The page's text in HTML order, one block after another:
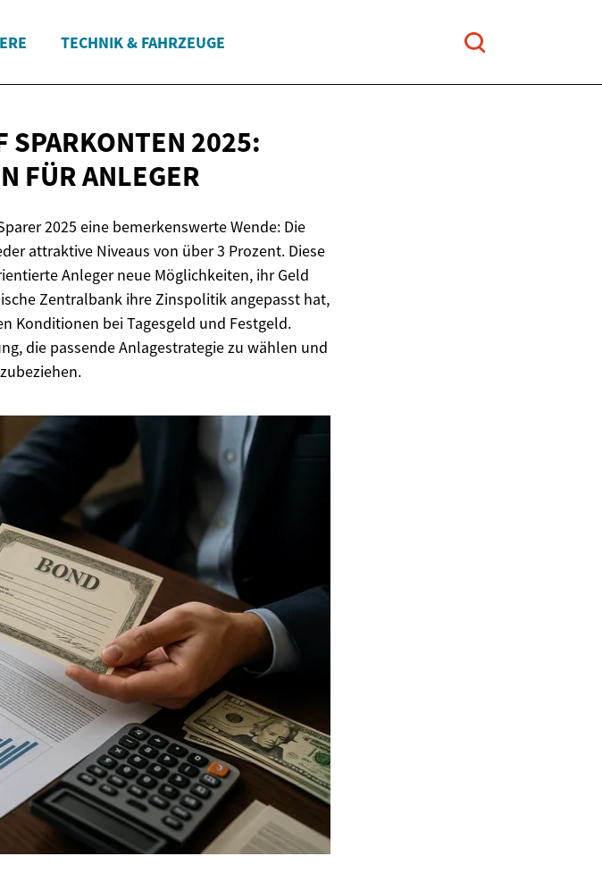
TECHNIK & FAHRZEUGE
SPARKONTEN 2025:
FÜR ANLEGER
2025 eine bemerkenswerte Wende: Die
attraktive Niveaus von über 3 Prozent. Diese
Anleger neue Möglichkeiten, ihr Geld
Zentralbank ihre Zinspolitik angepasst hat,
Konditionen bei Tagesgeld und Festgeld.
die passende Anlagestrategie zu wählen und